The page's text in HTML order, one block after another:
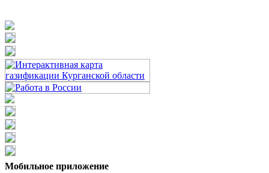
Мобильное приложение